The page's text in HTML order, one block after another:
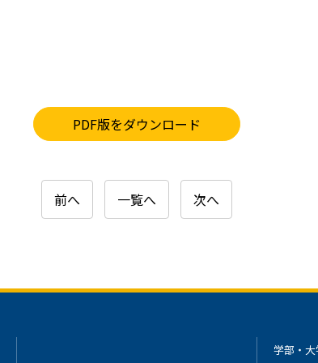
PDF版をダウンロード
前へ 一覧へ 次へ
学部・